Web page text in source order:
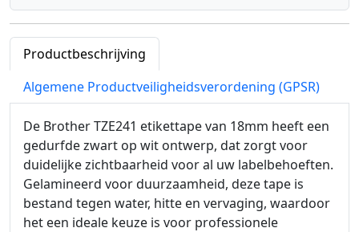
Productbeschrijving
Algemene Productveiligheidsverordening (GPSR)
De Brother TZE241 etikettape van 18mm heeft een
gedurfde zwart op wit ontwerp, dat zorgt voor
duidelijke zichtbaarheid voor al uw labelbehoeften.
Gelamineerd voor duurzaamheid, deze tape is
bestand tegen water, hitte en vervaging, waardoor
het een ideale keuze is voor professionele